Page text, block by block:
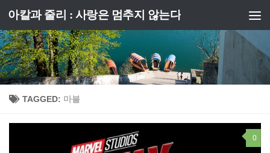
Skip to content
아칼과 줄리 : 사랑은 멈추지 않는다
TAGGED: 마블
0